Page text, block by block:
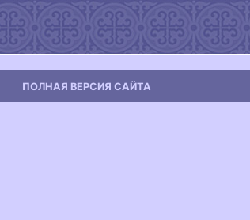
ПОЛНАЯ ВЕРСИЯ САЙТА